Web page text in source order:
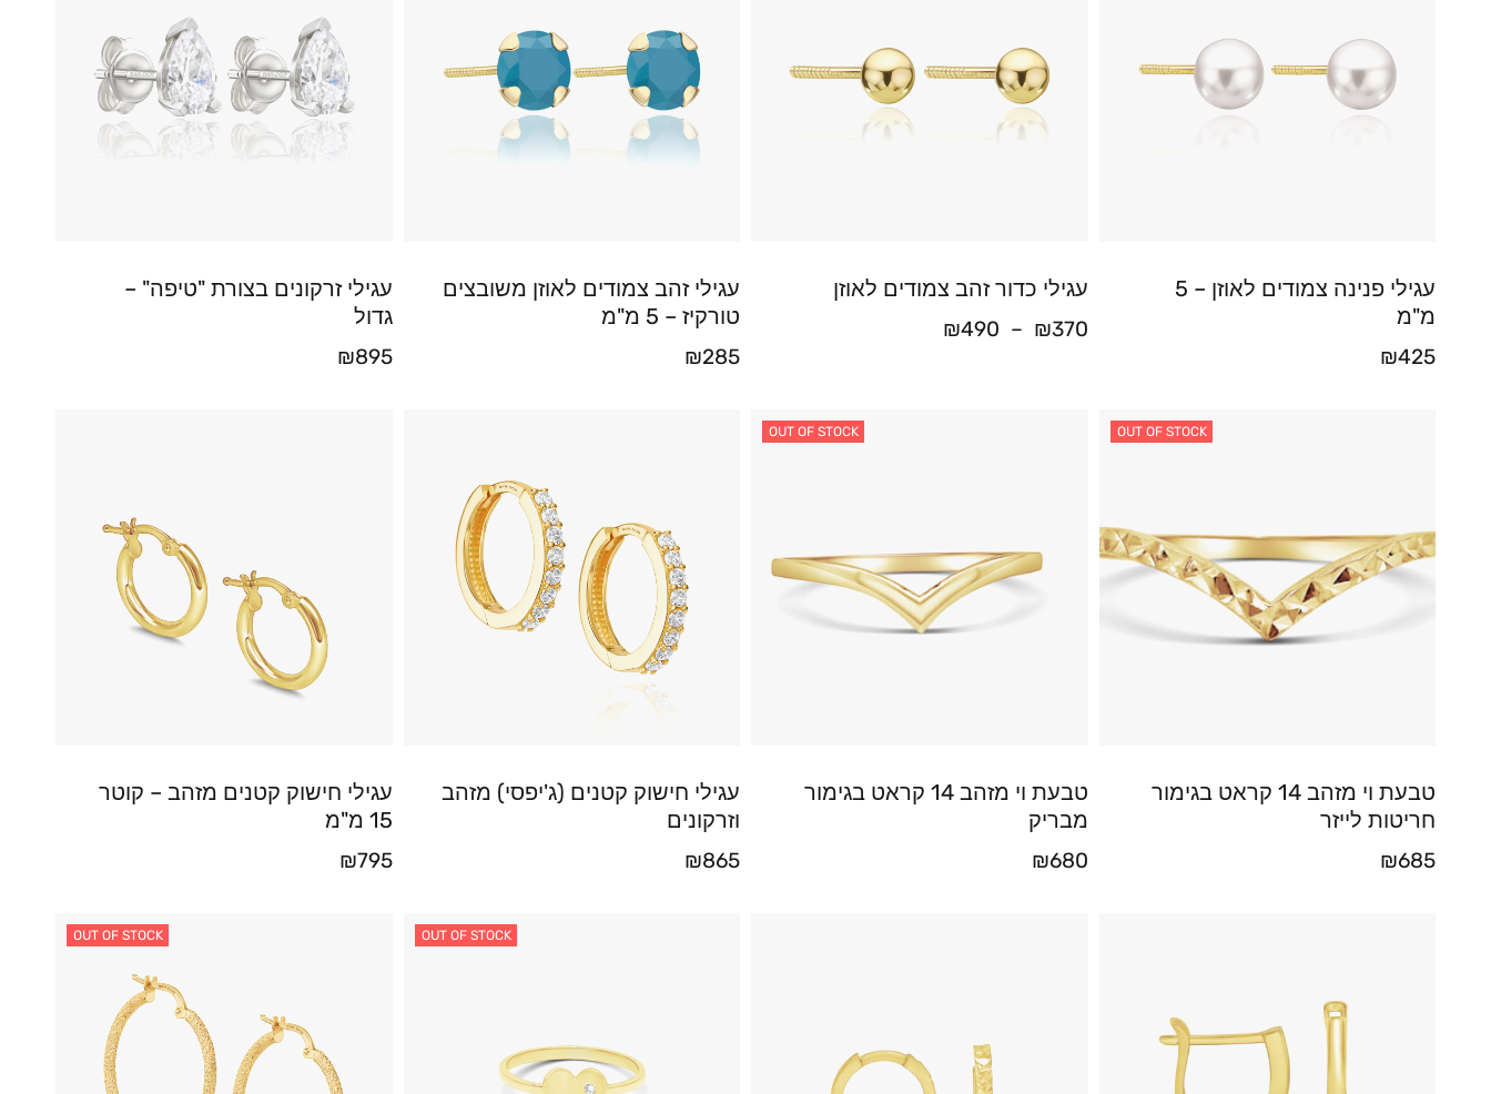
עגילי פנינה צמודים לאוזן – 5
מ"מ
₪425
עגילי כדור זהב צמודים לאוזן
₪370
–
₪490
עגילי זהב צמודים לאוזן משובצים
טורקיז – 5 מ"מ
₪285
עגילי זרקונים בצורת "טיפה" –
גדול
₪895
OUT OF STOCK
טבעת וי מזהב 14 קראט בגימור
חריטות לייזר
₪685
OUT OF STOCK
טבעת וי מזהב 14 קראט בגימור
מבריק
₪680
עגילי חישוק קטנים (ג'יפסי) מזהב
וזרקונים
₪865
עגילי חישוק קטנים מזהב – קוטר
15 מ"מ
₪795
OUT OF STOCK
OUT OF STOCK